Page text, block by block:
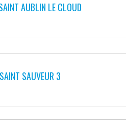
AUBLIN LE CLOUD
SAUVEUR 3